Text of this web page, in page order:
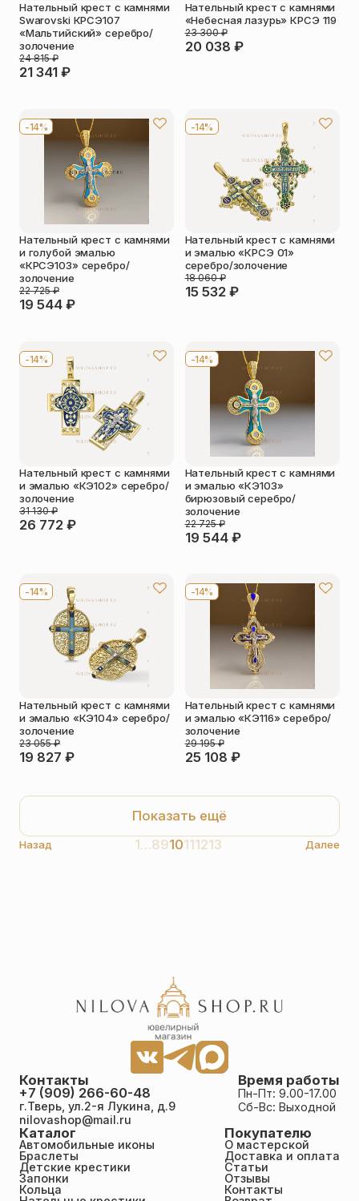
Нательный крест с камнями
Swarovski КРСЭ107
«Мальтийский» серебро/
золочение
21 341 ₽
24 815₽
Нательный крест с камнями
«Небесная лазурь» КРСЭ 119
20 038 ₽
23 300₽
-14%
Нательный крест с камнями
и голубой эмалью
«КРСЭ103» серебро/
золочение
19 544 ₽
22 725₽
-14%
Нательный крест с камнями
и эмалью «КРСЭ 01»
серебро/золочение
15 532 ₽
18 060₽
-14%
Нательный крест с камнями
и эмалью «КЭ102» серебро/
золочение
26 772 ₽
31 130₽
-14%
Нательный крест с камнями
и эмалью «КЭ103»
бирюзовый серебро/
золочение
19 544 ₽
22 725₽
-14%
Нательный крест с камнями
и эмалью «КЭ104» серебро/
золочение
19 827 ₽
23 055₽
-14%
Нательный крест с камнями
и эмалью «КЭ116» серебро/
золочение
25 108 ₽
29 195₽
Показать ещё
Назад 1…8910111213 Далее
Каталог
Автомобильные иконы
Браслеты
Детские крестики
Запонки
Кольца
Покупателю
О мастерской
Доставка и оплата
Статьи
Отзывы
Контакты
Время работы
Пн-Пт: 9.00-17.00
Сб-Вс: Выходной
Контакты
+7 (909) 266-60-48
г.Тверь, ул.2-я Лукина, д.9
nilovashop@mail.ru